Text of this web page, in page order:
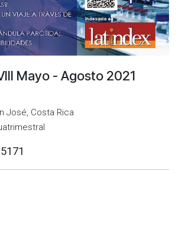
Mayo - Agosto 2021
José, Costa Rica